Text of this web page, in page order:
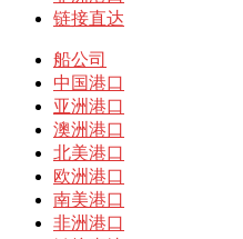
链接直达
船公司
中国港口
亚洲港口
澳洲港口
北美港口
欧洲港口
南美港口
非洲港口